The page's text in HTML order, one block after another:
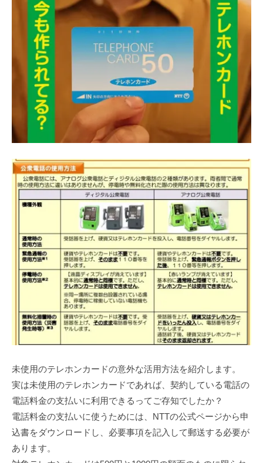
未使用のテレホンカードの意外な活用方法を紹介します。
実は未使用のテレホンカードであれば、契約している電話の
電話料金の支払いに利用できるってご存知でしたか？
電話料金の支払いに使うためには、NTTの公式ページから申
込書をダウンロードし、必要事項を記入して郵送する必要が
あります。